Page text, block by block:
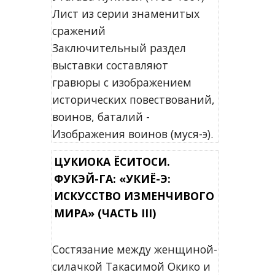
Лист из серии знаменитых
сражений
Заключительный раздел
выставки составляют
гравюры с изображением
исторических повествований,
воинов, баталий -
Изображения воинов (муся-э).
ЦУКИОКА ЁСИТОСИ.
ФУКЭЙ-ГА: «УКИЁ-Э:
ИСКУССТВО ИЗМЕНЧИВОГО
МИРА» (ЧАСТЬ III)
Состязание между женщиной-
силачкой Такасимой Окико и